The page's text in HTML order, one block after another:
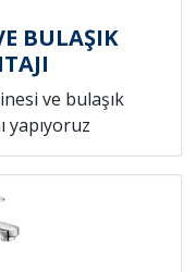
BULAŞIK
ve bulaşık
yapıyoruz